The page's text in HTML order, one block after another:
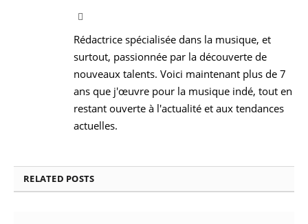
Rédactrice spécialisée dans la musique, et
surtout, passionnée par la découverte de
nouveaux talents. Voici maintenant plus de 7
ans que j'œuvre pour la musique indé, tout en
restant ouverte à l'actualité et aux tendances
actuelles.
RELATED POSTS